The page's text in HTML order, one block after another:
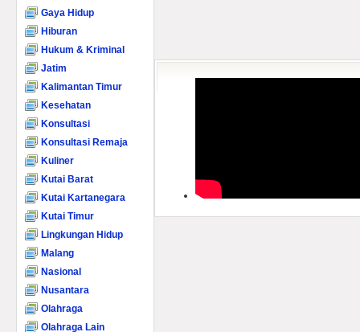
Gaya Hidup
Hiburan
Hukum & Kriminal
Jatim
Kalimantan Timur
Kesehatan
Konsultasi
Konsultasi Remaja
Kuliner
Kutai Barat
Kutai Kartanegara
Kutai Timur
Lingkungan Hidup
Malang
Nasional
Nusantara
Olahraga
Olahraga Lain